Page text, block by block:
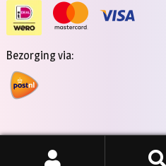
Bezorging via: